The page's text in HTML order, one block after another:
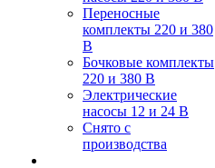
Переносные
комплекты 220 и 380
В
Бочковые комплекты
220 и 380 В
Электрические
насосы 12 и 24 В
Снято с
производства